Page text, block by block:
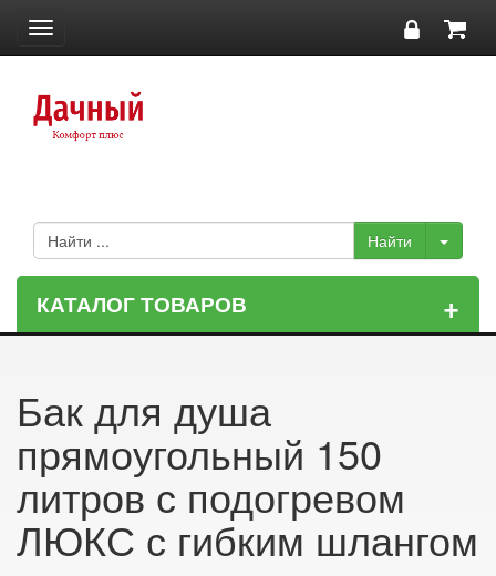
Toggle
navigation
КАТАЛОГ ТОВАРОВ +
Бак для душа
прямоугольный 150
литров с подогревом
ЛЮКС с гибким шлангом